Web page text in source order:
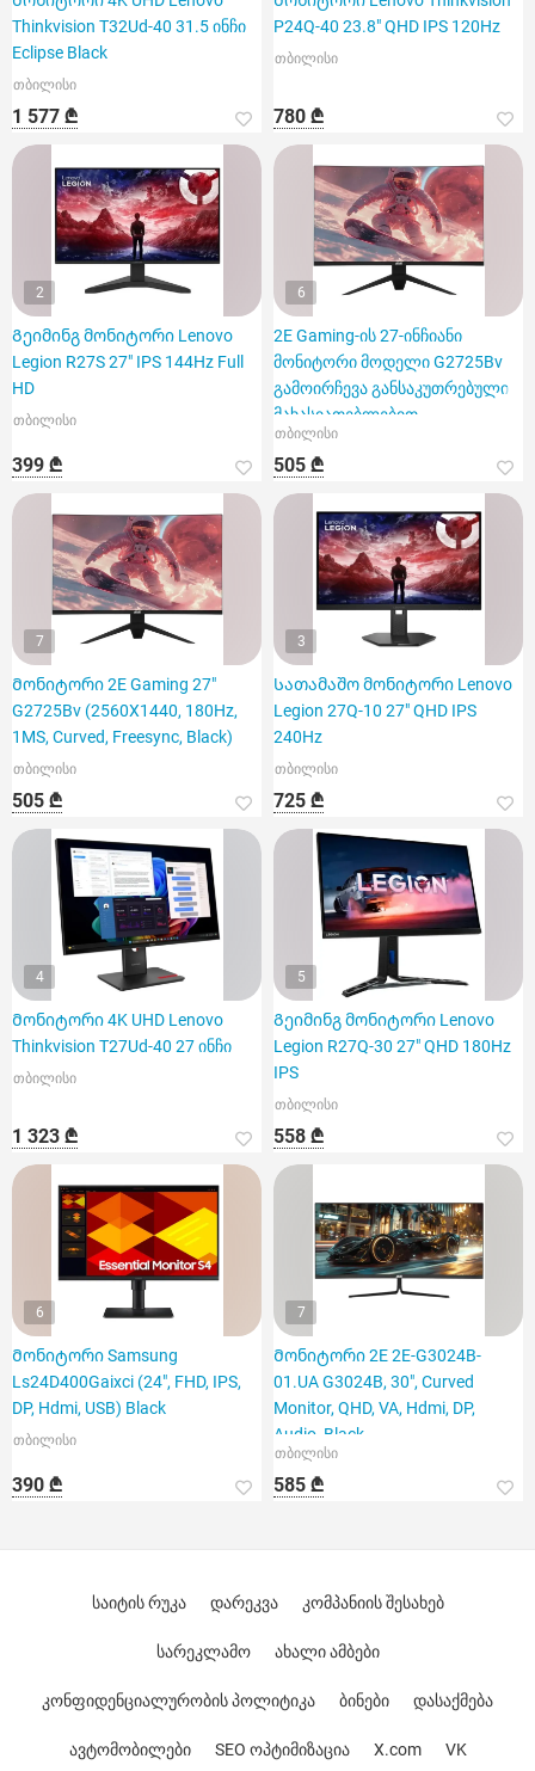
Thinkvision T32Ud-40 31.5 ინჩი
Eclipse Black
თბილისი
1 577 ₾
P24Q-40 23.8" QHD IPS 120Hz
თბილისი
780 ₾
2
Გეიმინგ მონიტორი Lenovo
Legion R27S 27" IPS 144Hz Full
HD
თბილისი
399 ₾
6
2E Gaming-ის 27-ინჩიანი
მონიტორი მოდელი G2725Bv
გამოირჩევა განსაკუთრებული
მახასიათებლებით
თბილისი
505 ₾
7
Მონიტორი 2E Gaming 27"
G2725Bv (2560X1440, 180Hz,
1MS, Curved, Freesync, Black)
თბილისი
505 ₾
3
Სათამაშო მონიტორი Lenovo
Legion 27Q-10 27" QHD IPS
240Hz
თბილისი
725 ₾
4
Მონიტორი 4K UHD Lenovo
Thinkvision T27Ud-40 27 ინჩი
თბილისი
1 323 ₾
5
Გეიმინგ მონიტორი Lenovo
Legion R27Q-30 27" QHD 180Hz
IPS
თბილისი
558 ₾
6
Მონიტორი Samsung
Ls24D400Gaixci (24", FHD, IPS,
DP, Hdmi, USB) Black
თბილისი
390 ₾
7
Მონიტორი 2E 2E-G3024B-
01.UA G3024B, 30", Curved
Monitor, QHD, VA, Hdmi, DP,
Audio, Black
თბილისი
585 ₾
საიტის რუკა დარეკვა კომპანიის შესახებ
სარეკლამო ახალი ამბები
კონფიდენციალურობის პოლიტიკა ბინები დასაქმება
ავტომობილები SEO ოპტიმიზაცია X.com VK